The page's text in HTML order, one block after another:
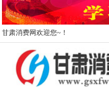
甘肃消费网欢迎您~！